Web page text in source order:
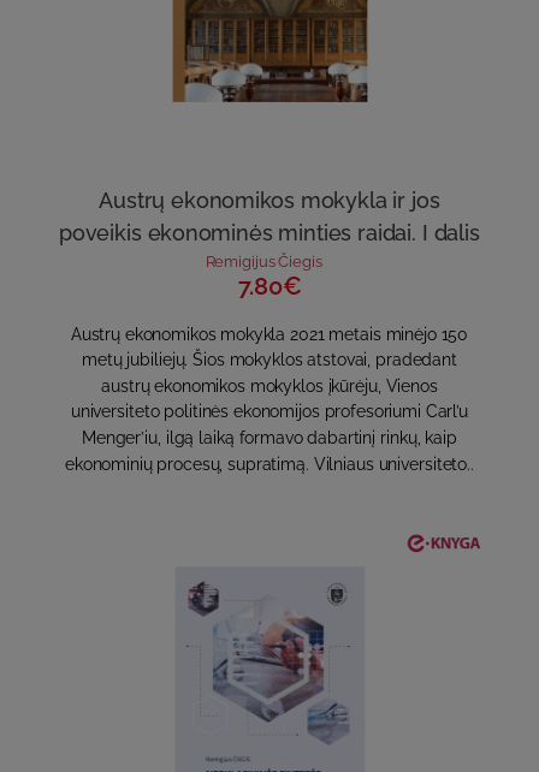
Austrų ekonomikos mokykla ir jos
poveikis ekonominės minties raidai. I dalis
Remigijus Čiegis
7.80€
Austrų ekonomikos mokykla 2021 metais minėjo 150
metų jubiliejų. Šios mokyklos atstovai, pradedant
austrų ekonomikos mokyklos įkūrėju, Vienos
universiteto politinės ekonomijos profesoriumi Carl’u
Menger’iu, ilgą laiką formavo dabartinį rinkų, kaip
ekonominių procesų, supratimą. Vilniaus universiteto..